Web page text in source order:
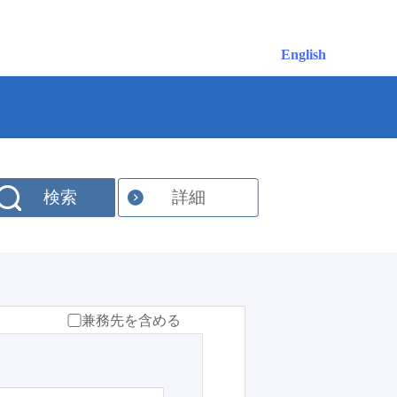
English
検索 詳細
兼務先を含める